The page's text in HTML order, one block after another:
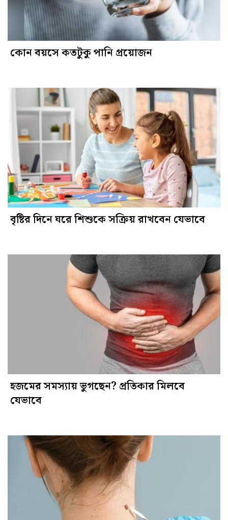
কোন বয়সে কতটুকু পানি প্রয়োজন
বৃষ্টির দিনে ঘরে শিশুকে সক্রিয় রাখবেন যেভাবে
হজমের সমস্যায় ভুগছেন? প্রতিকার মিলবে
যেভাবে